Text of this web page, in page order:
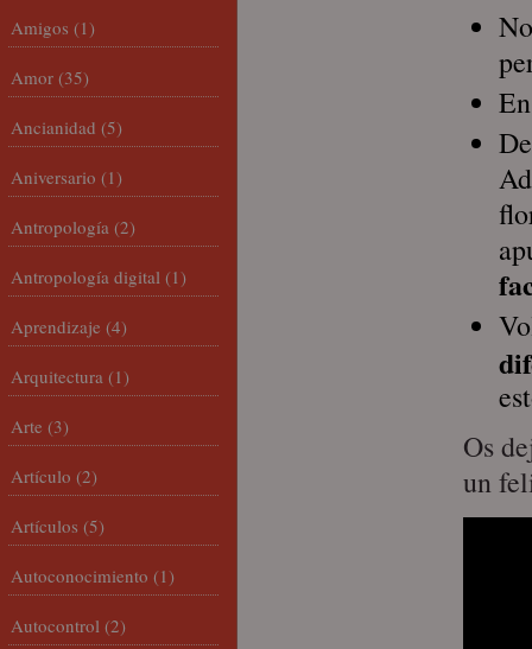
Os
un
Amigos (1)
Amor (35)
Ancianidad (5)
Aniversario (1)
Antropología (2)
Antropología digital (1)
Aprendizaje (4)
Arquitectura (1)
Arte (3)
Artículo (2)
Artículos (5)
Autoconocimiento (1)
Autocontrol (2)